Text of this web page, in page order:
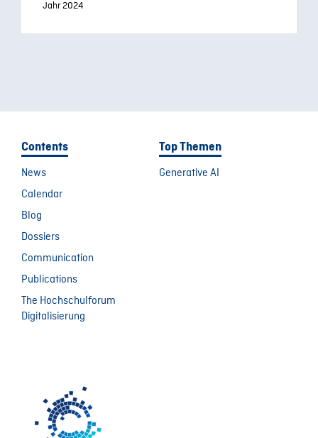
Jahr 2024
Contents
News
Calendar
Blog
Dossiers
Communication
Publications
The Hochschulforum
Digitalisierung
Top Themen
Generative AI